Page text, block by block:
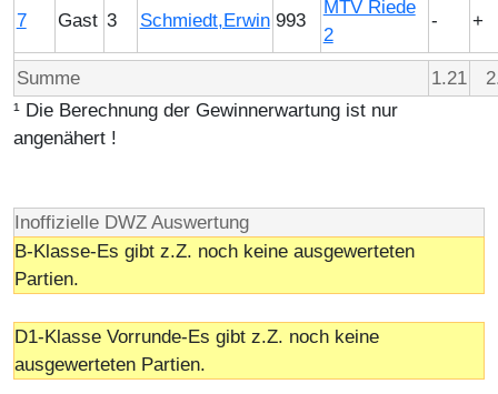
7 Gast 3 Schmiedt,Erwin 993
MTV Riede
2
- +
Summe 1.21
¹ Die Berechnung der Gewinnerwartung ist nur
angenähert !
Inoffizielle DWZ Auswertung
B-Klasse-Es gibt z.Z. noch keine ausgewerteten
Partien.
D1-Klasse Vorrunde-Es gibt z.Z. noch keine
ausgewerteten Partien.